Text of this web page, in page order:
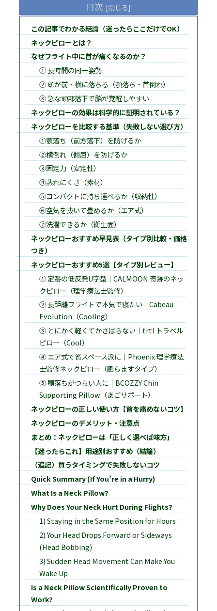
目次
この記事でわかる結論（迷ったらここだけでOK）
ネックピローとは？
なぜフライト中に首が痛くなるのか？
① 長時間の同一姿勢
② 頭が前・横に落ちる（顎落ち・首倒れ）
③ 急な頭部落下で脳が覚醒しやすい
ネックピローの効果は科学的に証明されている？
ネックピローを比較する基準（失敗しない選び方）
①顎落ち（前方落下）を防げるか
②横倒れ（側屈）を防げるか
③固定力（安定性）
④蒸れにくさ（素材）
⑤コンパクトに持ち運べるか（収納性）
⑥空気を抜いて畳めるか（エア式）
⑦洗濯できるか（衛生面）
ネックピローおすすめ早見表（タイプ別比較・価格
つき）
ネックピローおすすめ5選【タイプ別レビュー】
① 定番の低反発U字型｜CALMOON 奇跡のネッ
クピロー（理学療法士監修）
② 長距離フライトで本気で寝たい｜Cabeau
Evolution（Cooling）
③ とにかく軽くてかさばらない｜trtl トラベル
ピロー（Cool）
④ エア式で省スペース派に｜Phoenix 理学療法
士監修ネックピロー（膨らますタイプ）
⑤ 顎落ちがつらい人に｜BCOZZY Chin
Supporting Pillow（あごサポート）
ネックピローの正しい使い方【首を痛めないコツ】
ネックピローのデメリット・注意点
まとめ：ネックピローは「正しく選べば味方」
【迷ったらこれ】用途別おすすめ（結論）
（追記）買うタイミングで失敗しないコツ
Quick Summary (If You’re in a Hurry)
What Is a Neck Pillow?
Why Does Your Neck Hurt During Flights?
1) Staying in the Same Position for Hours
2) Your Head Drops Forward or Sideways
(Head Bobbing)
3) Sudden Head Movement Can Make You
Wake Up
Is a Neck Pillow Scientifically Proven to
Work?